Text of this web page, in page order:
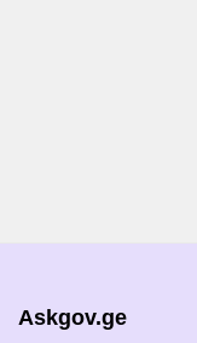
Askgov.ge